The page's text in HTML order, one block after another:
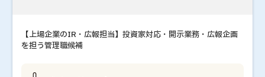
【上場企業のIR・広報担当】投資家対応・開示業務・広報企画
を担う管理職候補